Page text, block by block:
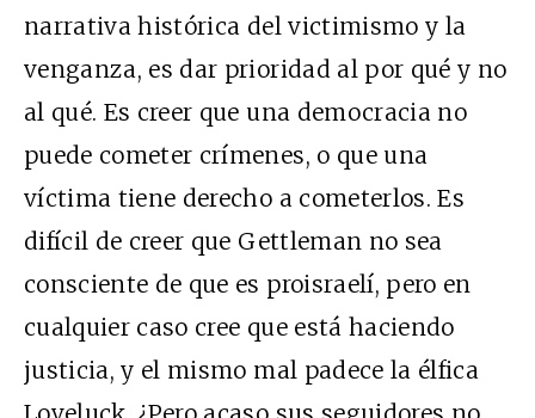
narrativa histórica del victimismo y la
venganza, es dar prioridad al por qué y no
al qué. Es creer que una democracia no
puede cometer crímenes, o que una
víctima tiene derecho a cometerlos. Es
difícil de creer que Gettleman no sea
consciente de que es proisraelí, pero en
cualquier caso cree que está haciendo
justicia, y el mismo mal padece la élfica